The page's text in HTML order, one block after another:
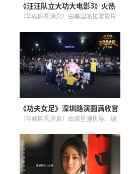
《汪汪队立大功大电影3》火热
预售 32城限时点映暑期冒险准
备出发
（华娱网视消息）由美国派拉蒙影片
IP《汪汪队立大功》的全新大电影
《汪汪队立大功大电影3：勇闯恐龙
岛》今日发布“准备出发”预告，
同...
《功夫女足》深圳路演圆满收官
周星驰说观众的支持是我的动力
（华娱网视消息）由周星驰执导、编
主演，刘嘉玲、佐藤健特别出演，艾
米、雪野、蔡思贝、胡予安、倪好特
别介绍的喜剧电影《功夫女足》爆
笑...